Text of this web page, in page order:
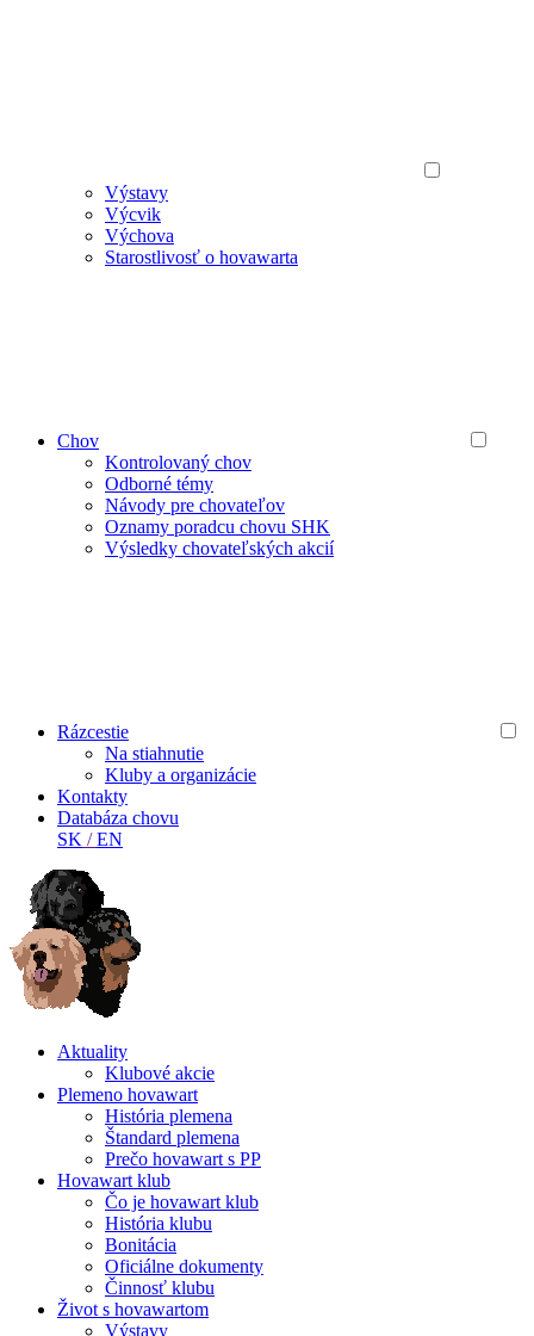
Výstavy
Výcvik
Výchova
Starostlivosť o hovawarta
Chov
Kontrolovaný chov
Odborné témy
Návody pre chovateľov
Oznamy poradcu chovu SHK
Výsledky chovateľských akcií
Rázcestie
Na stiahnutie
Kluby a organizácie
Kontakty
Databáza chovu
SK /EN
Aktuality
Klubové akcie
Plemeno hovawart
História plemena
Štandard plemena
Prečo hovawart s PP
Hovawart klub
Čo je hovawart klub
História klubu
Bonitácia
Oficiálne dokumenty
Činnosť klubu
Život s hovawartom
Výstavy